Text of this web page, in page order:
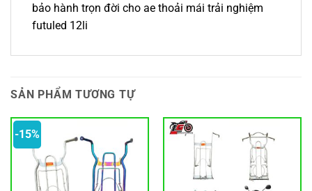
bảo hành trọn đời cho ae thoải mái trải nghiệm
futuled 12li
SẢN PHẨM TƯƠNG TỰ
-15%